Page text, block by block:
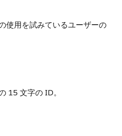
使用を試みているユーザーの
15 文字の ID。